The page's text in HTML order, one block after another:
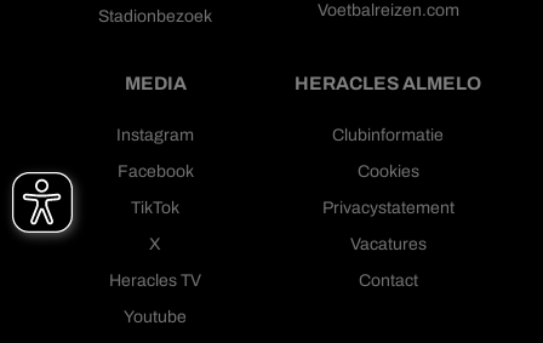
Stadionbezoek
Voetbalreizen.com
MEDIA
Instagram
Facebook
TikTok
X
Heracles TV
Youtube
HERACLES ALMELO
Clubinformatie
Cookies
Privacystatement
Vacatures
Contact